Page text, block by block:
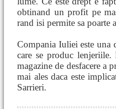
obtinand un profit pe
rand isi permite sa poarte
Compania Iuliei este una
care se produc lenjeriile.
magazine de desfacere a
mai ales daca este
Sarrieri.